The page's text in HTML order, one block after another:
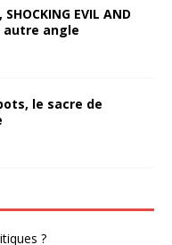
SHOCKING EVIL AND
autre angle
le sacre de
?